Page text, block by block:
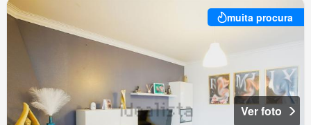
muita procura
Ver foto